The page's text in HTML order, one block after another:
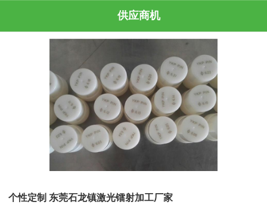
供应商机
个性定制 东莞石龙镇激光镭射加工厂家